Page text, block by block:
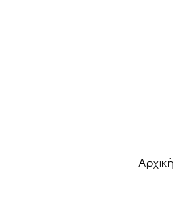
Αρχική